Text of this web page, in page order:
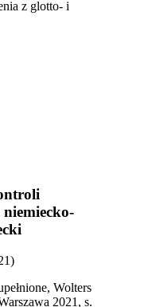
Wolters
2021, s.